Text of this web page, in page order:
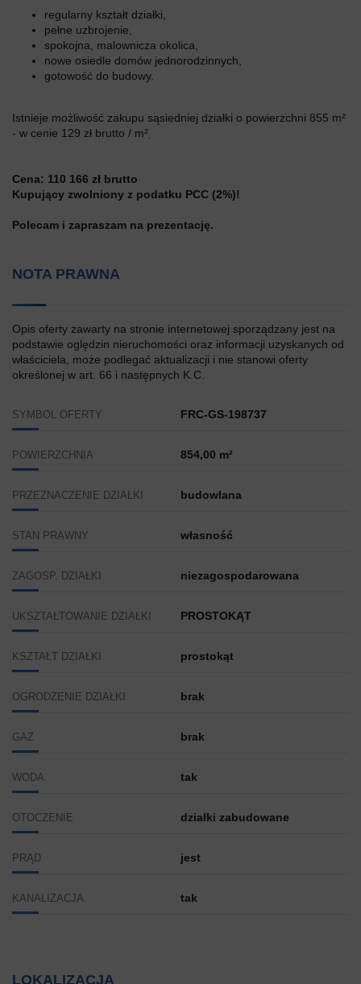
regularny kształt działki,
pełne uzbrojenie,
spokojna, malownicza okolica,
nowe osiedle domów jednorodzinnych,
gotowość do budowy.
Istnieje możliwość zakupu sąsiedniej działki o powierzchni 855 m²
- w cenie 129 zł brutto / m²
Cena: 110 166 zł brutto
Kupujący zwolniony z podatku PCC (2%)!
Polecam i zapraszam na prezentację.
NOTA PRAWNA
Opis oferty zawarty na stronie internetowej sporządzany jest na
podstawie oględzin nieruchomości oraz informacji uzyskanych od
właściciela, może podlegać aktualizacji i nie stanowi oferty
określonej w art. 66 i następnych K.C.
SYMBOL OFERTY FRC-GS-198737
POWIERZCHNIA 854,00 m²
PRZEZNACZENIE DZIAŁKI budowlana
STAN PRAWNY własność
ZAGOSP. DZIAŁKI niezagospodarowana
UKSZTAŁTOWANIE DZIAŁKI PROSTOKĄT
KSZTAŁT DZIAŁKI prostokąt
OGRODZENIE DZIAŁKI brak
GAZ brak
WODA tak
OTOCZENIE działki zabudowane
PRĄD jest
KANALIZACJA tak
LOKALIZACJA